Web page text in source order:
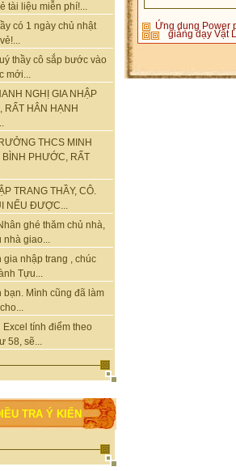
tài liệu miễn phí!...
có 1 ngày chủ nhật
thầy cô sắp bước vào
mới...
NGHỊ GIA NHẬP
RẤT HÂN HẠNH
THCS MINH
BÌNH PHƯỚC, RẤT
TRANG THẦY, CÔ.
NẾU ĐƯỢC...
ghé thăm chủ nhà,
nhà giao...
gia nhập trang , chúc
Tựu...
bạn. Mình cũng đã làm
Excel tính điểm theo
58, sẽ...
TRA Ý KIẾN
Ứng dụng Power
giảng dạy Vật